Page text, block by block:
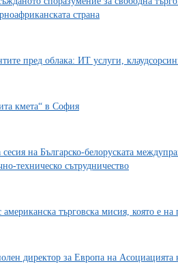
страна
пред облака: ИТ услуги,
кмета“ в София
на Българско-белоруската
техническо сътрудничество
търговска мисия, която е на
директор за Европа на